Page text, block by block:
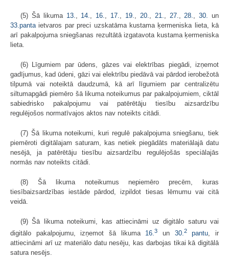
(5) Šā likuma 13. 14. 16. 17. 19. 20. 21. 27. 28. ,30.un
33.panta ietvaros par preci uzskatāma kustama ķermeniska lieta, kā
arī pakalpojuma sniegšanas rezultātā izgatavota kustama ķermeniska
lieta.
(6) Līgumiem par ūdens, gāzes vai elektrības piegādi, izņemot
gadījumus, kad ūdeni, gāzi vai elektrību piedāvā vai pārdod ierobežotā
tilpumā vai noteiktā daudzumā, kā arī līgumiem par centralizētu
siltumapgādi piemēro šā likuma noteikumus par pakalpojumiem, ciktāl
sabiedrisko pakalpojumu vai patērētāju tiesību aizsardzību
regulējošos normatīvajos aktos nav noteikts citādi.
(7) Šā likuma noteikumi, kuri regulē pakalpojuma sniegšanu, tiek
piemēroti digitālajam saturam, kas netiek piegādāts materiālajā datu
nesējā, ja patērētāju tiesību aizsardzību regulējošās speciālajās
normās nav noteikts citādi.
(8) Šā likuma noteikumus nepiemēro precēm, kuras
tiesībaizsardzības iestāde pārdod, izpildot tiesas lēmumu vai citā
veidā.
(9) Šā likuma noteikumi, kas attiecināmi uz digitālo saturu vai
digitālo pakalpojumu, izņemot šā likuma 16.3 un 30.2pantu, ir
attiecināmi arī uz materiālo datu nesēju, kas darbojas tikai kā digitālā
satura nesējs.